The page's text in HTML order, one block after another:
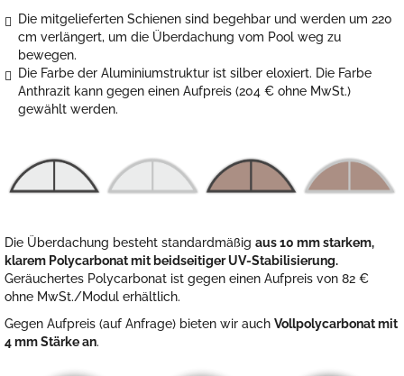
Die mitgelieferten Schienen sind begehbar und werden um 220
cm verlängert, um die Überdachung vom Pool weg zu
bewegen.
Die Farbe der Aluminiumstruktur ist silber eloxiert. Die Farbe
Anthrazit kann gegen einen Aufpreis (204 € ohne MwSt.)
gewählt werden.
Die Überdachung besteht standardmäßig aus 10 mm starkem,
klarem Polycarbonat mit beidseitiger UV-Stabilisierung.
Geräuchertes Polycarbonat ist gegen einen Aufpreis von 82 €
ohne MwSt./Modul erhältlich.
Gegen Aufpreis (auf Anfrage) bieten wir auch Vollpolycarbonat mit
4 mm Stärke an.